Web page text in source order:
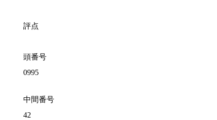
評点
頭番号
0995
中間番号
42